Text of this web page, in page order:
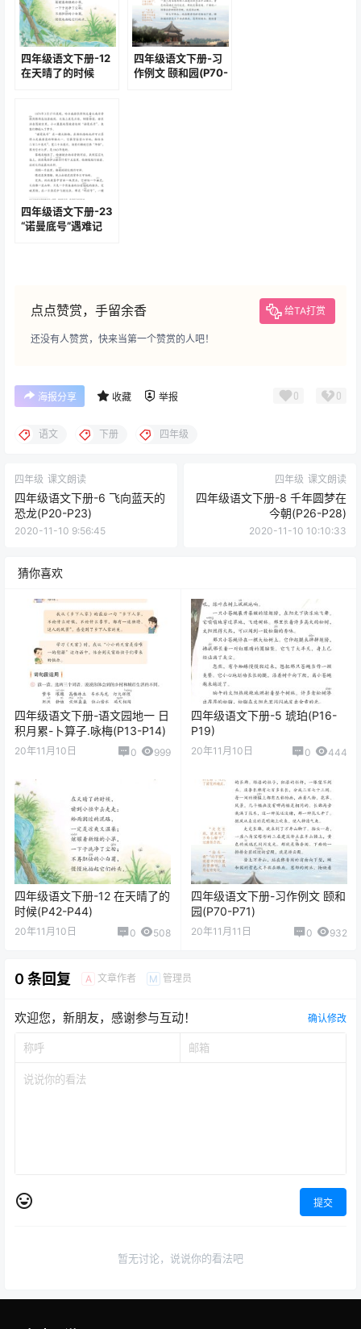
四年级语文下册-12
在天晴了的时候
四年级语文下册-习
作例文 颐和园(P70-
四年级语文下册-23
“诺曼底号”遇难记
点点赞赏，手留余香 给TA打赏
还没有人赞赏，快来当第一个赞赏的人吧！
海报分享 收藏 举报 0 0
语文 下册 四年级
四年级 课文朗读
四年级语文下册-6 飞向蓝天的
恐龙(P20-P23)
2020-11-10 9:56:45
四年级 课文朗读
四年级语文下册-8 千年圆梦在
今朝(P26-P28)
2020-11-10 10:10:33
猜你喜欢
四年级语文下册-语文园地一 日
积月累-卜算子.咏梅(P13-P14)
20年11月10日 0 999
四年级语文下册-5 琥珀(P16-
P19)
20年11月10日 0 444
四年级语文下册-12 在天晴了的
时候(P42-P44)
20年11月10日 0 508
四年级语文下册-习作例文 颐和
园(P70-P71)
20年11月11日 0 932
0 条回复 A 文章作者 M 管理员
欢迎您，新朋友，感谢参与互动！ 确认修改
提交
暂无讨论，说说你的看法吧